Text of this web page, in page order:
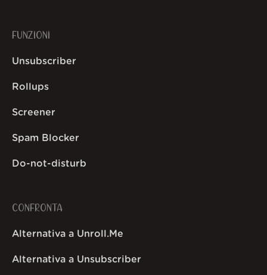
FUNZIONI
Unsubscriber
Rollups
Screener
Spam Blocker
Do-not-disturb
CONFRONTA
Alternativa a Unroll.Me
Alternativa a Unsubscriber